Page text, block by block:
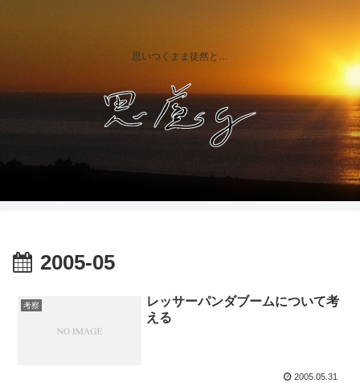
思いつくまま徒然と…
2005-05
考察
レッサーパンダブームについて考
える
2005.05.31